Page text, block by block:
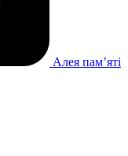
Алея памʼяті